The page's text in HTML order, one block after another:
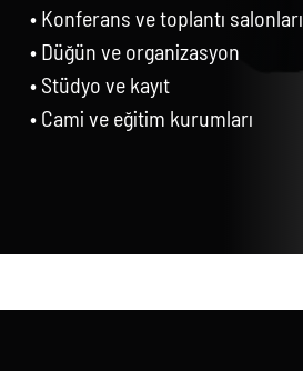
• Konferans ve toplantı salonları
• Düğün ve organizasyon
• Stüdyo ve kayıt
• Cami ve eğitim kurumları